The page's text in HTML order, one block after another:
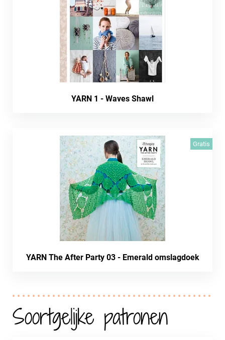
YARN 1 - Waves Shawl
Gratis
YARN The After Party 03 - Emerald omslagdoek
Soortgelijke patronen